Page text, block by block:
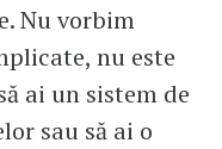
Nu vorbim
nu este
ai un sistem de
sau să ai o